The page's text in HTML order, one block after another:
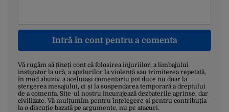
Intră în cont pentru a comenta
Vă rugăm să țineți cont că folosirea injuriilor, a limbajului
instigator la ură, a apelurilor la violență sau trimiterea repetată,
în mod abuziv, a aceluiași comentariu pot duce nu doar la
ștergerea mesajului, ci și la suspendarea temporară a dreptului
de a comenta. Site-ul nostru încurajează dezbaterile aprinse, dar
civilizate. Vă mulțumim pentru înțelegere și pentru contribuția
la o discuție bazată pe argumente, nu pe atacuri.